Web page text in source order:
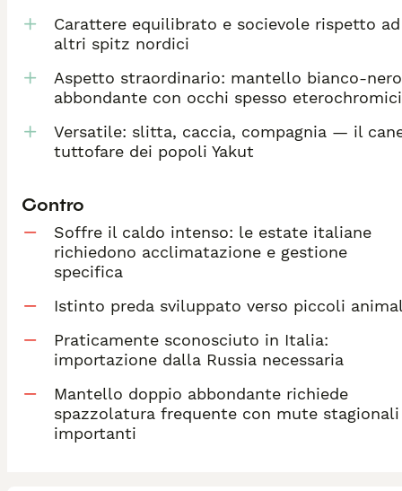
Carattere equilibrato e socievole rispetto ad
altri spitz nordici
Aspetto straordinario: mantello bianco-nero
abbondante con occhi spesso eterochromici
Versatile: slitta, caccia, compagnia — il
tuttofare dei popoli Yakut
Contro
Soffre il caldo intenso: le estate italiane
richiedono acclimatazione e gestione
specifica
Istinto preda sviluppato verso piccoli
Praticamente sconosciuto in Italia:
importazione dalla Russia necessaria
Mantello doppio abbondante richiede
spazzolatura frequente con mute stagionali
importanti